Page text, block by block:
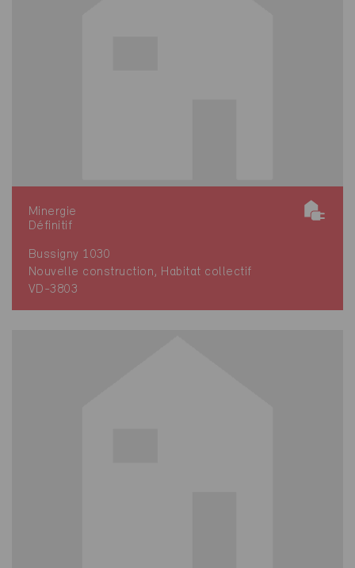
Minergie
Définitif
Bussigny 1030
Nouvelle construction, Habitat collectif
VD-3803